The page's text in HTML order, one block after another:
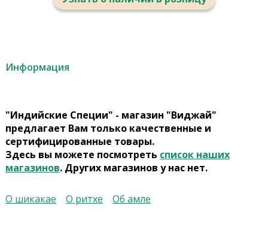
Информация
"Индийские Специи" - магазин "Виджай"
предлагает Вам только качественные и
сертифицированные товары.
Здесь вы можете посмотреть список наших
магазинов. Других магазинов у нас нет.
О шикакае О ритхе Об амле